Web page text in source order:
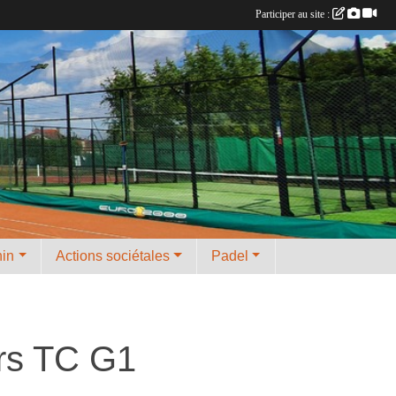
Actions sociétales Padel
TC G1
Participer au site :